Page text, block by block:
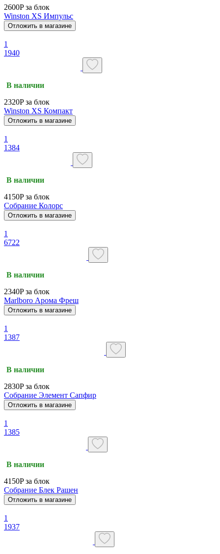
2600P за блок
Winston XS Импульс
Отложить в магазине
1
1940
В наличии
2320P за блок
Winston XS Компакт
Отложить в магазине
1
1384
В наличии
4150P за блок
Собрание Колорс
Отложить в магазине
1
6722
В наличии
2340P за блок
Marlboro Арома Фреш
Отложить в магазине
1
1387
В наличии
2830P за блок
Собрание Элемент Сапфир
Отложить в магазине
1
1385
В наличии
4150P за блок
Собрание Блек Рашен
Отложить в магазине
1
1937